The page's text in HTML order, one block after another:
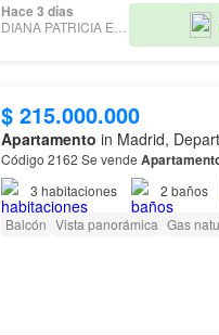
Hace 3 días
DIANA PATRICIA ESCOBAR
$ 215.000.000
Apartamento in Madrid,
Código 2162 Se vende
3 habitaciones 2 baños
Balcón Vista panorámica Gas